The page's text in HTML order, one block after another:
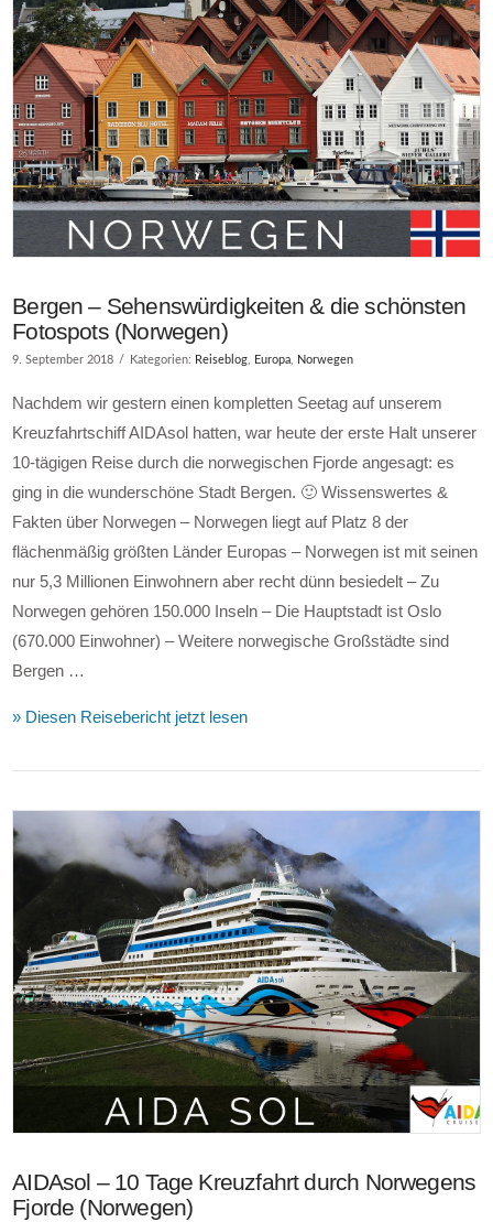
Bergen – Sehenswürdigkeiten & die schönsten
Fotospots (Norwegen)
9. September 2018 Kategorien: Reiseblog Europa Norwegen
Nachdem wir gestern einen kompletten Seetag auf unserem
Kreuzfahrtschiff AIDAsol hatten, war heute der erste Halt unserer
10-tägigen Reise durch die norwegischen Fjorde angesagt: es
ging in die wunderschöne Stadt Bergen. 🙂 Wissenswertes &
Fakten über Norwegen – Norwegen liegt auf Platz 8 der
flächenmäßig größten Länder Europas – Norwegen ist mit seinen
nur 5,3 Millionen Einwohnern aber recht dünn besiedelt – Zu
Norwegen gehören 150.000 Inseln – Die Hauptstadt ist Oslo
(670.000 Einwohner) – Weitere norwegische Großstädte sind
Bergen …
» Diesen Reisebericht jetzt lesen
AIDAsol – 10 Tage Kreuzfahrt durch Norwegens
Fjorde (Norwegen)